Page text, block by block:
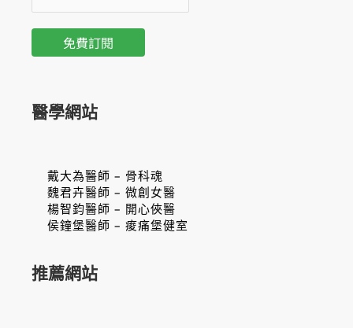
醫學網站
戴大為醫師 – 骨科魂
魏君卉醫師 – 微創女醫
楊智鈞醫師 – 開心俠醫
侯鐘堡醫師 – 痠痛堡健室
推薦網站